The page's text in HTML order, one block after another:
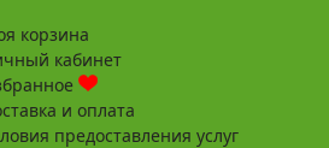
корзина
кабинет
и оплата
предоставления услуг